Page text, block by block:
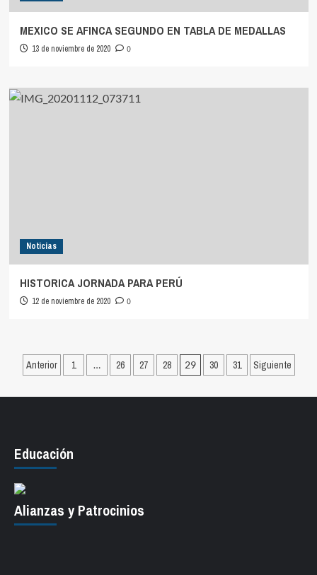
MEXICO SE AFINCA SEGUNDO EN TABLA DE MEDALLAS
13 de noviembre de 2020 0
Noticias
HISTORICA JORNADA PARA PERÚ
12 de noviembre de 2020 0
Paginación
Anterior 1 … 26 27 28 29 30 31 Siguiente
Educación
Alianzas y Patrocinios